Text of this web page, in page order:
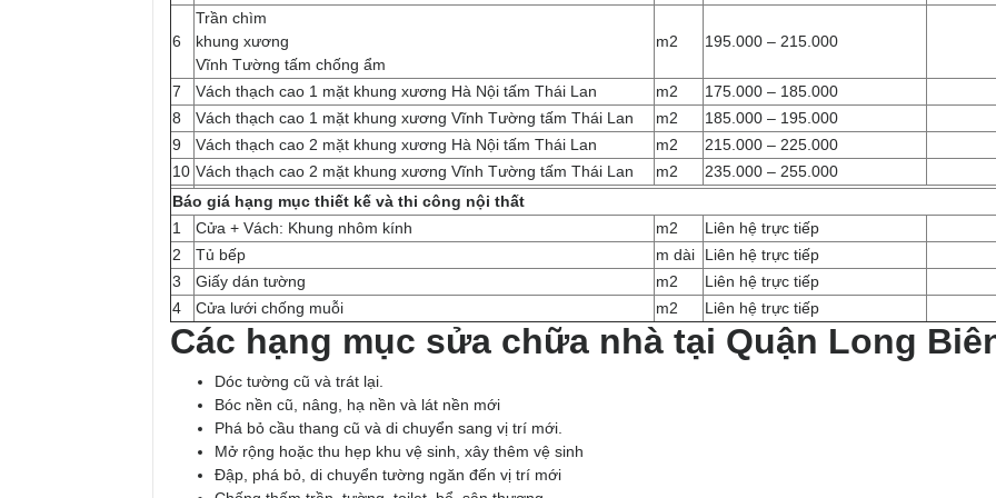
6
Trần chìm
khung xương
Vĩnh Tường tấm chống ẩm
m2 195.000 – 215.000
7 Vách thạch cao 1 mặt khung xương Hà Nội tấm Thái Lan m2
175.000 – 185.000
8
Vách thạch cao 1 mặt khung xương Vĩnh Tường tấm Thái Lan m2
185.000 – 195.000
9
Vách thạch cao 2 mặt khung xương Hà Nội tấm Thái Lan m2
215.000 – 225.000
10 Vách thạch cao 2 mặt khung xương Vĩnh Tường tấm Thái Lan m2
235.000 – 255.000
Báo giá hạng mục thiết kế và thi công nội thất
1
Cửa + Vách: Khung nhôm kính m2
Liên hệ trực tiếp
2
Tủ bếp m dài
Liên hệ trực tiếp
3
Giấy dán tường m2
Liên hệ trực tiếp
4
Cửa lưới chống muỗi m2 Liên hệ trực tiếp
Các hạng mục sửa chữa nhà tại Quận Long
Dóc tường cũ và trát lại.
Bóc nền cũ, nâng, hạ nền và lát nền mới
Phá bỏ cầu thang cũ và di chuyển sang vị trí mới.
Mở rộng hoặc thu hẹp khu vệ sinh, xây thêm vệ sinh
Đập, phá bỏ, di chuyển tường ngăn đến vị trí mới